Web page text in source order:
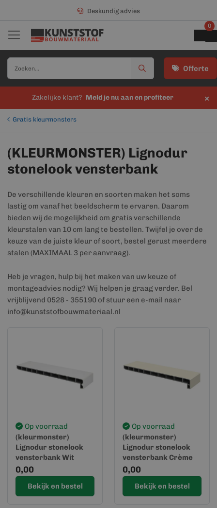
Deskundig advies
Offerte
0
Zakelijke klant? Meld je nu aan en profiteer ×
Gratis kleurmonsters
(KLEURMONSTER) Lignodur
stonelook vensterbank
De verschillende kleuren en soorten maken het soms
lastig om vanaf het beeldscherm te ervaren. Daarom
bieden wij de mogelijkheid om gratis verschillende
kleurstalen van 10 cm lang te bestellen. Twijfel je over de
keuze van de juiste kleur of soort, bestel gerust meerdere
stalen (MAXIMAAL 3 per aanvraag).
Heb je vragen, hulp bij het maken van uw keuze of
montageadvies nodig? Wij helpen je graag verder. Bel
vrijblijvend 0528 - 355190 of stuur een e-mail naar
info@kunststofbouwmateriaal.nl
Op voorraad
(kleurmonster)
Lignodur stonelook
vensterbank Wit
0,00
Bekijk en bestel
Op voorraad
(kleurmonster)
Lignodur stonelook
vensterbank Crème
0,00
Bekijk en bestel